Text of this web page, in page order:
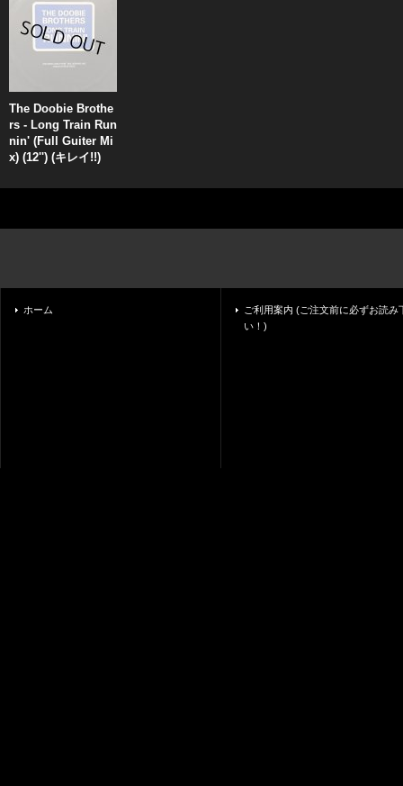
The Doobie Brothe
rs - Long Train Run
nin' (Full Guiter Mi
x) (12'') (キレイ!!)
ホーム
ご利用案内 (ご注文前に必ずお読み
い！)